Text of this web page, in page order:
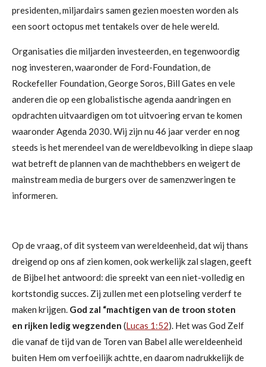
presidenten, miljardairs samen gezien moesten worden als
een soort octopus met tentakels over de hele wereld.
Organisaties die miljarden investeerden, en tegenwoordig
nog investeren, waaronder de Ford-Foundation, de
Rockefeller Foundation, George Soros, Bill Gates en vele
anderen die op een globalistische agenda aandringen en
opdrachten uitvaardigen om tot uitvoering ervan te komen
waaronder Agenda 2030. Wij zijn nu 46 jaar verder en nog
steeds is het merendeel van de wereldbevolking in diepe slaap
wat betreft de plannen van demachthebbers en weigert de
mainstream media de burgers over de samenzweringen te
informeren.
Op de vraag, of dit systeem van wereldeenheid, dat wij thans
dreigend op ons af zien komen, ook werkelijk zal slagen, geeft
de Bijbel het antwoord: die spreekt van een niet-volledig en
kortstondig succes. Zij zullen met een plotseling verderf te
maken krijgen. God zal “machtigen van de troon stoten
en rijken ledig wegzenden (Lucas 1:52). Het was God Zelf
die vanaf de tijd van de Toren van Babel alle wereldeenheid
buiten Hem om verfoeilijk achtte, en daarom nadrukkelijk de